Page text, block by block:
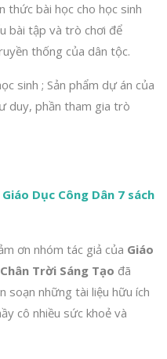
thức bài học cho học sinh
bài tập và trò chơi để
thống của dân tộc.
sinh ; Sản phẩm dự án của
duy, phần tham gia trò
Dục Công Dân 7 sách
ơn nhóm tác giả của Giáo
Trời Sáng Tạo đã
soạn những tài liệu hữu ích
cô nhiều sức khoẻ và